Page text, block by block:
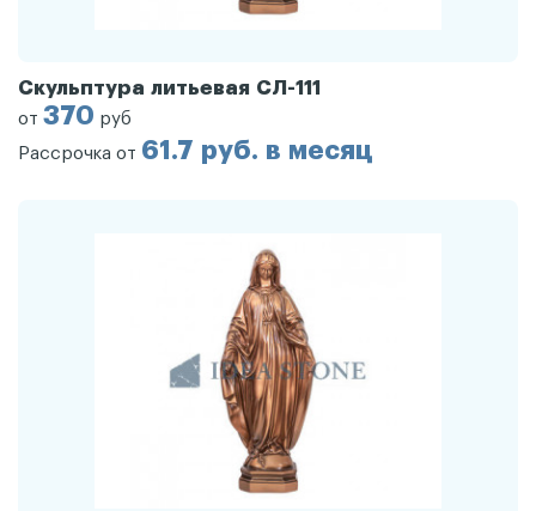
Скульптура литьевая СЛ-111
от 370 руб
Рассрочка от 61.7 руб. в месяц